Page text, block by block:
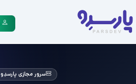
سرور مجازی پارسدِو